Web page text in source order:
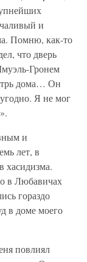
и
Помню, как-то
что дверь
Гронем
дома… Он
Я не мог
и
лет, в
хасидизма.
в Любавичах
гораздо
в доме моего
повлиял